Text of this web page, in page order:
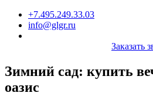
+7.495.249.33.03
info@glgr.ru
Заказать
Зимний сад: купить
оазис